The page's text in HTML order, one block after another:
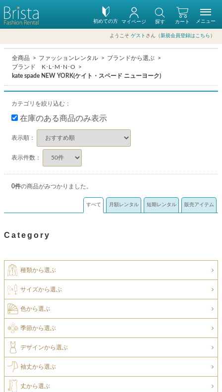
初めての方 カート
マイページ 探す
ようこそ ゲスト さん（新規会員登録はこちら ）
メニュー
全商品 ファッションレンタル
ブランドから選ぶ
ブランド K･L･M･N･O
kate spade NEW YORK(ケイト・スペード ニューヨーク)
カテゴリを絞り込む：
在庫のある商品のみ表示
表示順：
表示件数：
0件の商品がみつかりました。
すべて 月額レンタル 短期レンタル 販売アイテム
Category
種類から選ぶ
サイズから選ぶ
色から選ぶ
季節から選ぶ
デザインから選ぶ
袖丈から選ぶ
丈から選ぶ